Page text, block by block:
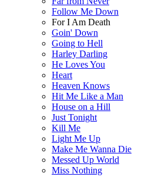
Follow Me Down
For I Am Death
Goin' Down
Going to Hell
Harley Darling
He Loves You
Heart
Heaven Knows
Hit Me Like a Man
House on a Hill
Just Tonight
Kill Me
Light Me Up
Make Me Wanna Die
Messed Up World
Miss Nothing